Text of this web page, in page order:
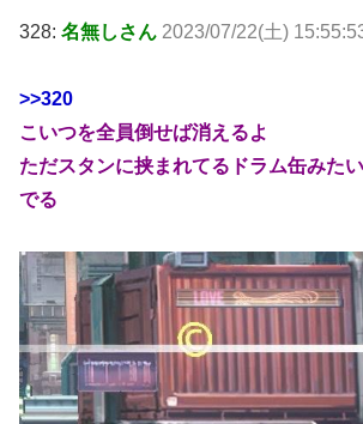
328: 名無しさん 2023/07/22(土)
>>320
こいつを全員倒せば消えるよ
ただスタンに挟まれてるドラム缶みた
でる